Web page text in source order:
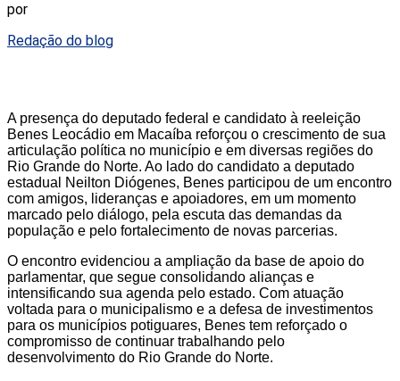
por
Redação do blog
A presença do deputado federal e candidato à reeleição
Benes Leocádio em Macaíba reforçou o crescimento de sua
articulação política no município e em diversas regiões do
Rio Grande do Norte. Ao lado do candidato a deputado
estadual Neilton Diógenes, Benes participou de um encontro
com amigos, lideranças e apoiadores, em um momento
marcado pelo diálogo, pela escuta das demandas da
população e pelo fortalecimento de novas parcerias.
O encontro evidenciou a ampliação da base de apoio do
parlamentar, que segue consolidando alianças e
intensificando sua agenda pelo estado. Com atuação
voltada para o municipalismo e a defesa de investimentos
para os municípios potiguares, Benes tem reforçado o
compromisso de continuar trabalhando pelo
desenvolvimento do Rio Grande do Norte.